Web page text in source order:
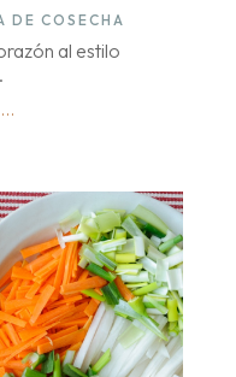
DE COSECHA
al estilo